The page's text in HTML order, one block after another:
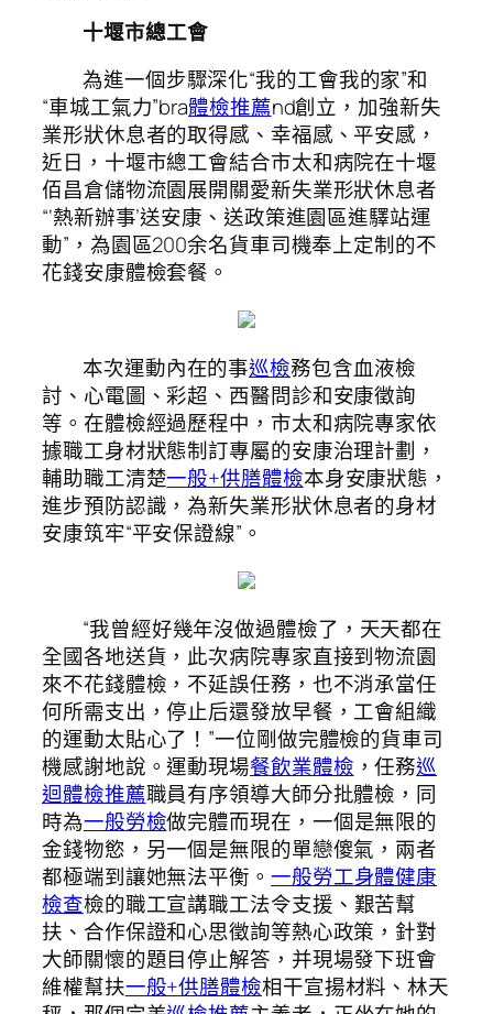
十堰市總工會
為進一個步驟深化“我的工會我的家”和
“車城工氣力”bra體檢推薦nd創立，加強新失
業形狀休息者的取得感、幸福感、平安感，
近日，十堰市總工會結合市太和病院在十堰
佰昌倉儲物流園展開關愛新失業形狀休息者
“‘熱新辦事’送安康、送政策進園區進驛站運
動”，為園區200余名貨車司機奉上定制的不
花錢安康體檢套餐。
本次運動內在的事巡檢務包含血液檢
討、心電圖、彩超、西醫問診和安康徵詢
等。在體檢經過歷程中，市太和病院專家依
據職工身材狀態制訂專屬的安康治理計劃，
輔助職工清楚一般+供膳體檢本身安康狀態，
進步預防認識，為新失業形狀休息者的身材
安康筑牢“平安保證線”。
“我曾經好幾年沒做過體檢了，天天都在
全國各地送貨，此次病院專家直接到物流園
來不花錢體檢，不延誤任務，也不消承當任
何所需支出，停止后還發放早餐，工會組織
的運動太貼心了！”一位剛做完體檢的貨車司
機感謝地說。運動現場餐飲業體檢 ，任務巡
迴體檢推薦職員有序領導大師分批體檢，同
時為一般勞檢做完體而現在，一個是無限的
金錢物慾，另一個是無限的單戀傻氣，兩者
都極端到讓她無法平衡。 一般勞工身體健康
檢查檢的職工宣講職工法令支援、艱苦幫
扶、合作保證和心思徵詢等熱心政策，針對
大師關懷的題目停止解答，并現場發下班會
維權幫扶一般+供膳體檢相干宣揚材料、林天